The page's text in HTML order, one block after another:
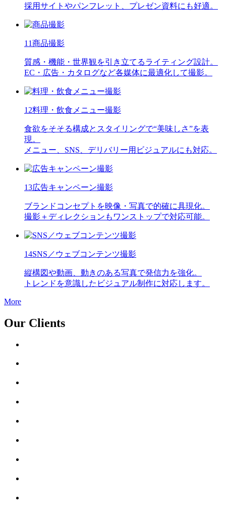
採用サイトやパンフレット、プレゼン資料にも好適。
11商品撮影
質感・機能・世界観を引き立てるライティング設計。
EC・広告・カタログなど各媒体に最適化して撮影。
12料理・飲食メニュー撮影
食欲をそそる構成とスタイリングで“美味しさ”を表
現。
メニュー、SNS、デリバリー用ビジュアルにも対応。
13広告キャンペーン撮影
ブランドコンセプトを映像・写真で的確に具現化。
撮影＋ディレクションもワンストップで対応可能。
14SNS／ウェブコンテンツ撮影
縦構図や動画、動きのある写真で発信力を強化。
トレンドを意識したビジュアル制作に対応します。
More
Our Clients